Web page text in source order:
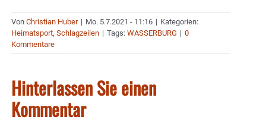
Von Christian Huber | Mo. 5.7.2021 - 11:16 | Kategorien:
Heimatsport, Schlagzeilen | Tags: WASSERBURG | 0
Kommentare
Hinterlassen Sie einen
Kommentar